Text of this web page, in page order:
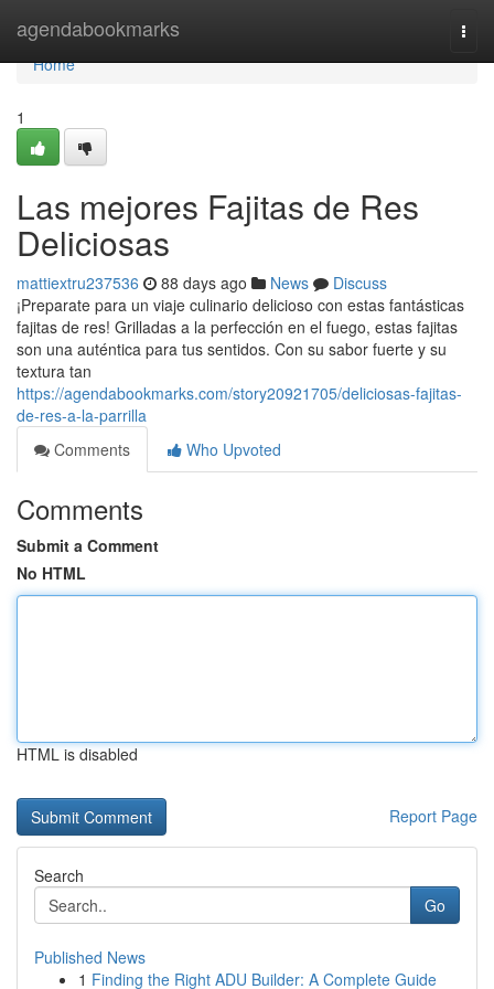
agendabookmarks
Home
Home
1
Las mejores Fajitas de Res
Deliciosas
mattiextru237536 88 days ago News
Discuss
¡Preparate para un viaje culinario delicioso con estas fantásticas
fajitas de res! Grilladas a la perfección en el fuego, estas fajitas
son una auténtica para tus sentidos. Con su sabor fuerte y su
textura tan
https://agendabookmarks.com/story20921705/deliciosas-fajitas-
de-res-a-la-parrilla
Comments
Who Upvoted
Comments
Submit a Comment
No HTML
HTML is disabled
Report Page
Search
Go
Published News
1 Finding the Right ADU Builder: A Complete Guide